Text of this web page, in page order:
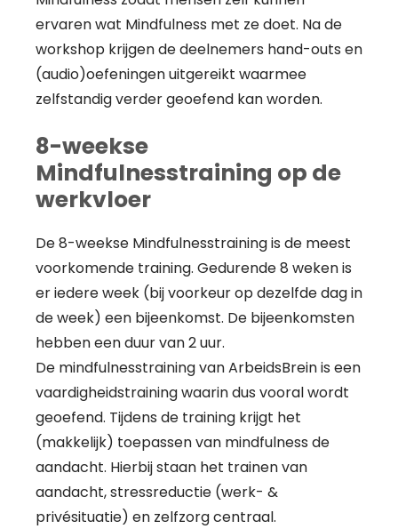
ervaren wat Mindfulness met ze doet. Na de
workshop krijgen de deelnemers hand-outs en
(audio)oefeningen uitgereikt waarmee
zelfstandig verder geoefend kan worden.
8-weekse
Mindfulnesstraining op de
werkvloer
De 8-weekse Mindfulnesstraining is de meest
voorkomende training. Gedurende 8 weken is
er iedere week (bij voorkeur op dezelfde dag in
de week) een bijeenkomst. De bijeenkomsten
hebben een duur van 2 uur.
De mindfulnesstraining van ArbeidsBrein is een
vaardigheidstraining waarin dus vooral wordt
geoefend. Tijdens de training krijgt het
(makkelijk) toepassen van mindfulness de
aandacht. Hierbij staan het trainen van
aandacht, stressreductie (werk- &
privésituatie) en zelfzorg centraal.